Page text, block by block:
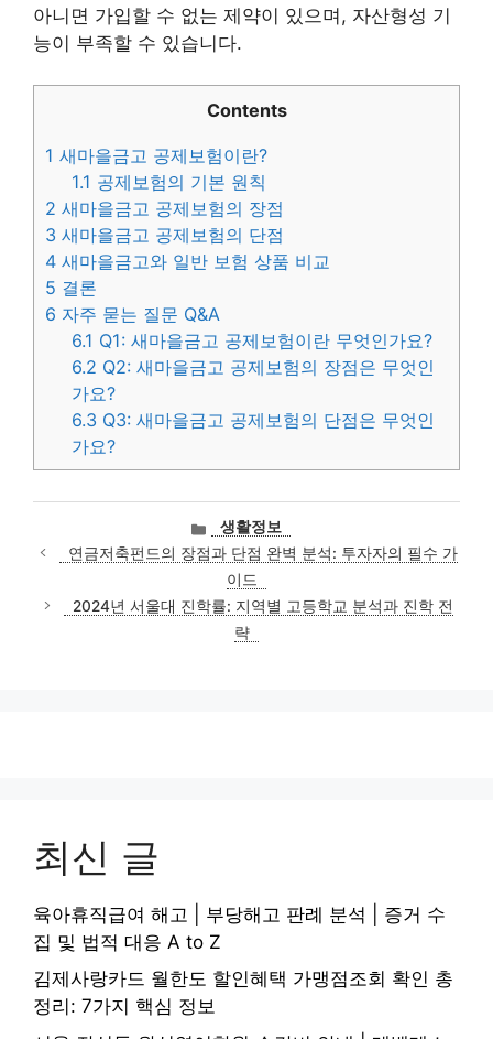
아니면 가입할 수 없는 제약이 있으며, 자산형성 기
능이 부족할 수 있습니다.
Contents
1 새마을금고 공제보험이란?
1.1 공제보험의 기본 원칙
2 새마을금고 공제보험의 장점
3 새마을금고 공제보험의 단점
4 새마을금고와 일반 보험 상품 비교
5 결론
6 자주 묻는 질문 Q&A
6.1 Q1: 새마을금고 공제보험이란 무엇인가요?
6.2 Q2: 새마을금고 공제보험의 장점은 무엇인
가요?
6.3 Q3: 새마을금고 공제보험의 단점은 무엇인
가요?
카
테
고
생활정보
연금저축펀드의 장점과 단점 완벽 분석: 투자자의 필수 가
이드
2024년 서울대 진학률: 지역별 고등학교 분석과 진학 전
략
최신 글
육아휴직급여 해고 | 부당해고 판례 분석 | 증거 수
집 및 법적 대응 A to Z
김제사랑카드 월한도 할인혜택 가맹점조회 확인 총
정리: 7가지 핵심 정보